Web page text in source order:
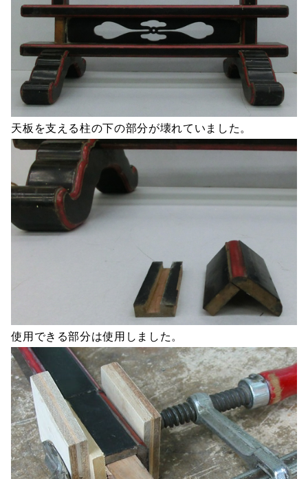
天板を支える柱の下の部分が壊れていました。
使用できる部分は使用しました。